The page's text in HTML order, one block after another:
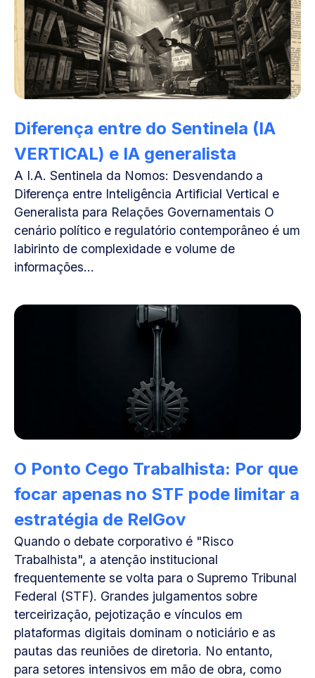
Diferença entre do Sentinela (IA
VERTICAL) e IA generalista
A I.A. Sentinela da Nomos: Desvendando a
Diferença entre Inteligência Artificial Vertical e
Generalista para Relações Governamentais O
cenário político e regulatório contemporâneo é um
labirinto de complexidade e volume de
informações...
O Ponto Cego Trabalhista: Por que
focar apenas no STF pode limitar a
estratégia de RelGov
Quando o debate corporativo é "Risco
Trabalhista", a atenção institucional
frequentemente se volta para o Supremo Tribunal
Federal (STF). Grandes julgamentos sobre
terceirização, pejotização e vínculos em
plataformas digitais dominam o noticiário e as
pautas das reuniões de diretoria. No entanto,
para setores intensivos em mão de obra, como